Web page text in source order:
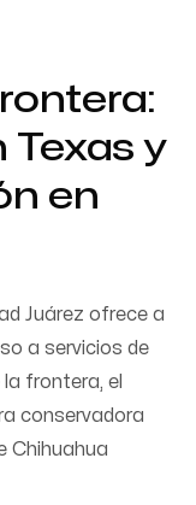
Texas y
en
Juárez ofrece a
a servicios de
frontera, el
conservadora
Chihuahua